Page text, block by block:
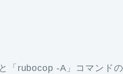
「rubocop -A」コマンドの